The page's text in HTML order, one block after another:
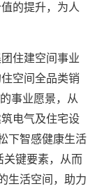
的提升，为人
住建空间事业
空间全品类销
事业愿景，从
电气及住宅设
下智感健康生活
关键要素，从而
生活空间，助力